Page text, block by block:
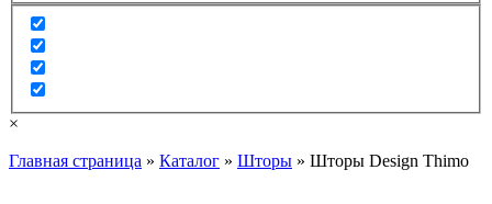
×
Главная страница » Каталог » Шторы » Шторы Design Thimo